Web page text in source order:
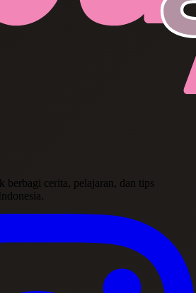
berbagi cerita, pelajaran, dan tips